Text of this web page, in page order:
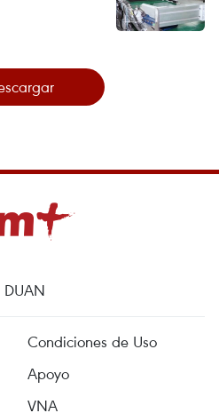
DUAN
Condiciones de Uso
Apoyo
VNA